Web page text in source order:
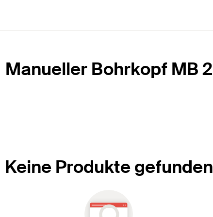
Manueller Bohrkopf MB 2
Keine Produkte gefunden